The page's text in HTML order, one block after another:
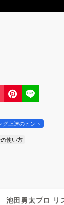
グ上達のヒント
使い方
池田勇太プロ リ